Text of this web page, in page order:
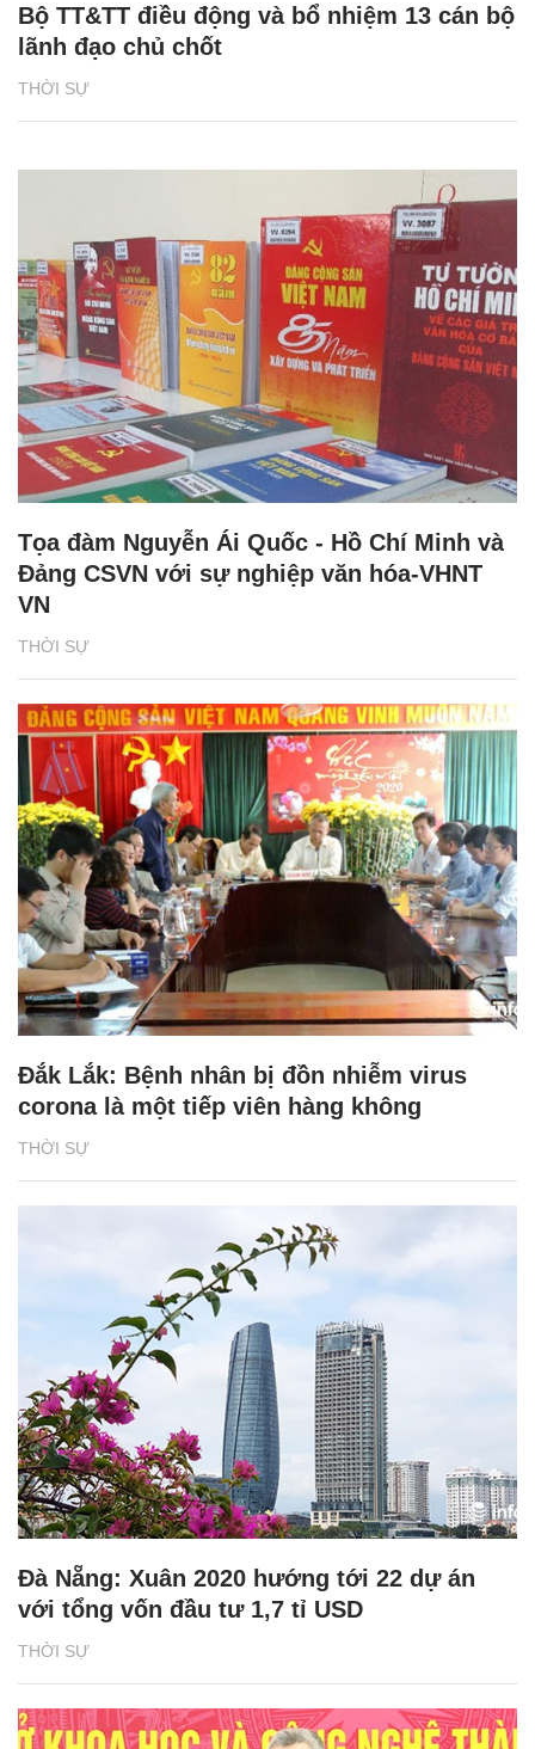
THỜI SỰ
Bộ TT&TT điều động và bổ nhiệm 13 cán bộ
lãnh đạo chủ chốt
THỜI SỰ
Tọa đàm Nguyễn Ái Quốc - Hồ Chí Minh và
Đảng CSVN với sự nghiệp văn hóa-VHNT
VN
THỜI SỰ
Đắk Lắk: Bệnh nhân bị đồn nhiễm virus
corona là một tiếp viên hàng không
THỜI SỰ
Đà Nẵng: Xuân 2020 hướng tới 22 dự án
với tổng vốn đầu tư 1,7 tỉ USD